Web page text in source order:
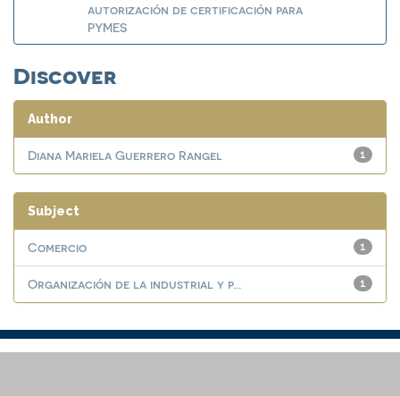
autorización de certificación para
PYMES
Discover
Author
1
Diana Mariela Guerrero Rangel
Subject
1
Comercio
1
Organización de la industrial y p...